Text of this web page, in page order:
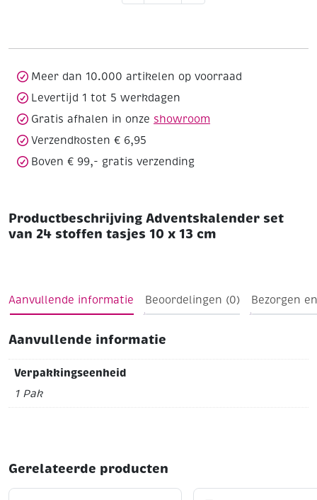
10
cm
aantal
Meer dan 10.000 artikelen op voorraad
Levertijd 1 tot 5 werkdagen
Gratis afhalen in onze showroom
Verzendkosten € 6,95
Boven € 99,- gratis verzending
Productbeschrijving Adventskalender set
van 24 stoffen tasjes 10 x 13 cm
Aanvullende informatie Beoordelingen (0) Bezorgen
Aanvullende informatie
Verpakkingseenheid
1 Pak
Gerelateerde producten